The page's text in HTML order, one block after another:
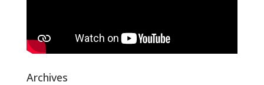
Archives